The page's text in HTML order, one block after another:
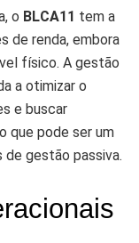
o BLCA11 tem a
de renda, embora
físico. A gestão
a otimizar o
e buscar
que pode ser um
gestão passiva.